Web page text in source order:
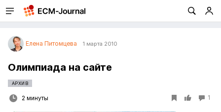
Елена Питомцева 1 марта 2010
Олимпиада на сайте
АРХИВ
2 минуты 1